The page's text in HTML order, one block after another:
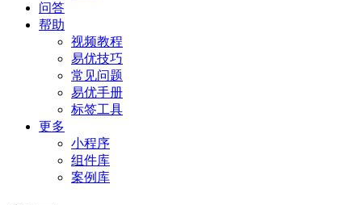
问答
帮助
视频教程
易优技巧
常见问题
易优手册
标签工具
更多
小程序
组件库
案例库